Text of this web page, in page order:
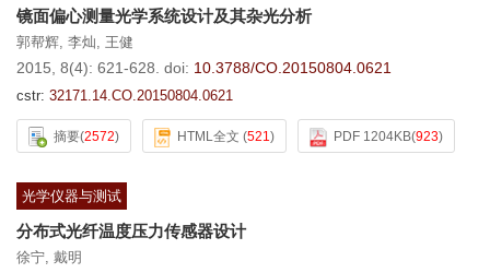
镜面偏心测量光学系统设计及其杂光分析
郭帮辉, 李灿, 王健
2015, 8(4): 621-628. doi: 10.3788/CO.20150804.0621
cstr: 32171.14.CO.20150804.0621
摘要(2572) HTML全文 (521) PDF 1204KB(923)
光学仪器与测试
分布式光纤温度压力传感器设计
徐宁, 戴明